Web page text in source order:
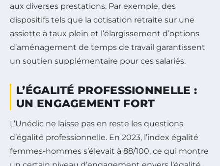
aux diverses prestations. Par exemple, des
dispositifs tels que la cotisation retraite sur une
assiette à taux plein et l’élargissement d’options
d’aménagement de temps de travail garantissent
un soutien supplémentaire pour ces salariés.
L’ÉGALITÉ PROFESSIONNELLE :
UN ENGAGEMENT FORT
L’Unédic ne laisse pas en reste les questions
d’égalité professionnelle. En 2023, l’index égalité
femmes-hommes s’élevait à 88/100, ce qui montre